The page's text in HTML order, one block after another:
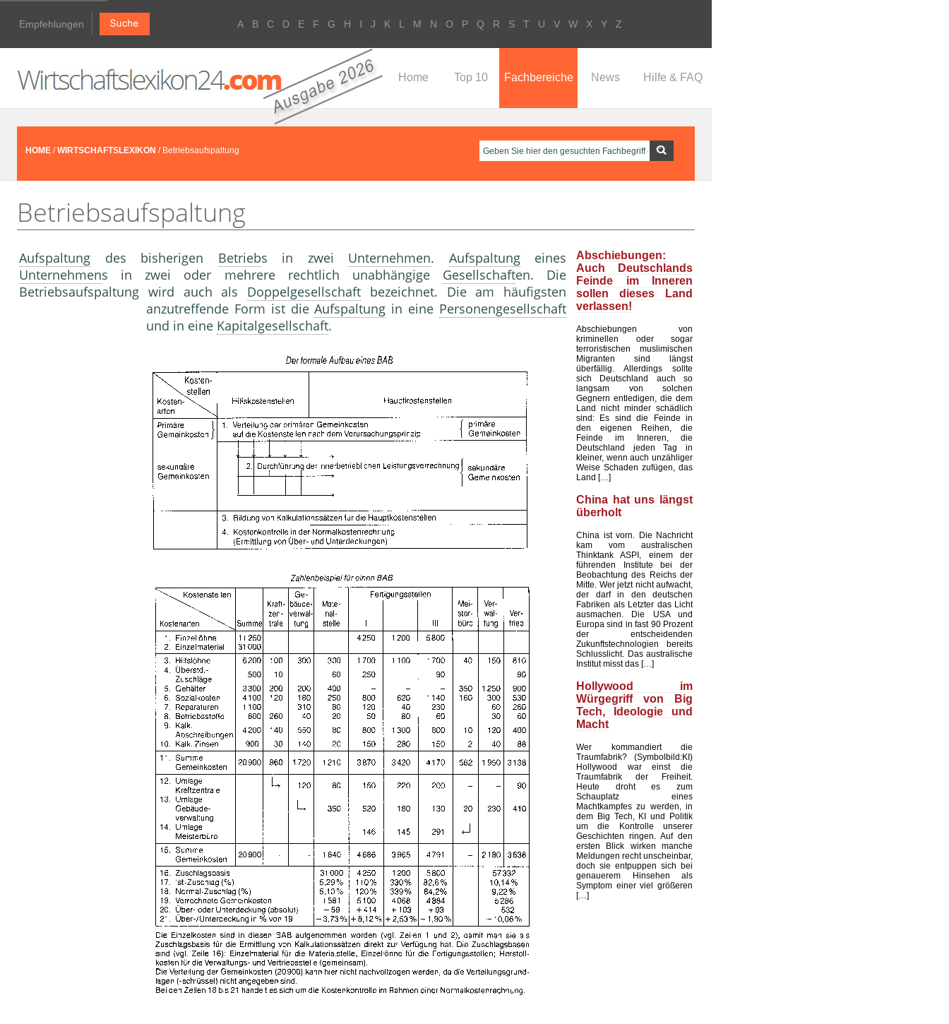
Empfehlungen A B C D E F G H I J K L M N O P Q R S T U V W X Y Z
Home Top 10 Fachbereiche News Hilfe & FAQ
HOME /WIRTSCHAFTSLEXIKON / Betriebsaufspaltung
Betriebsaufspaltung
Aufspaltung des bisherigen Betriebs in zwei Unternehmen. Aufspaltungeines
Unternehmens in zwei oder mehrere rechtlich unabhängige Gesellschaften. Die
Betriebsaufspaltung wird auch als Doppelgesellschaft bezeichnet. Die am häufigsten
anzutreffende Form ist dieAufspaltung in eine Personengesellschaft
und in eine Kapitalgesellschaft.
Abschiebungen:
Auch Deutschlands
Feinde im Inneren
sollen dieses Land
verlassen!
Abschiebungen von
kriminellen oder sogar
terroristischen muslimischen
Migranten sind längst
überfällig. Allerdings sollte
sich Deutschland auch so
langsam von solchen
Gegnern entledigen, die dem
Land nicht minder schädlich
sind: Es sind die Feinde in
den eigenen Reihen, die
Feinde im Inneren, die
Deutschland jeden Tag in
kleiner, wenn auch unzähliger
Weise Schaden zufügen, das
Land […]
China hat uns längst
überholt
China ist vorn. Die Nachricht
kam vom australischen
Thinktank ASPI, einem der
führenden Institute bei der
Beobachtung des Reichs der
Mitte. Wer jetzt nicht aufwacht,
der darf in den deutschen
Fabriken als Letzter das Licht
ausmachen. Die USA und
Europa sind in fast 90 Prozent
der entscheidenden
Zukunftstechnologien bereits
Schlusslicht. Das australische
Institut misst das […]
Hollywood im
Würgegriff von Big
Tech, Ideologie und
Macht
Wer kommandiert die
Traumfabrik? (Symbolbild:KI)
Hollywood war einst die
Traumfabrik der Freiheit.
Heute droht es zum
Schauplatz eines
Machtkampfes zu werden, in
dem Big Tech, KI und Politik
um die Kontrolle unserer
Geschichten ringen. Auf den
ersten Blick wirken manche
Meldungen recht unscheinbar,
doch sie entpuppen sich bei
genauerem Hinsehen als
Symptom einer viel größeren
[…]